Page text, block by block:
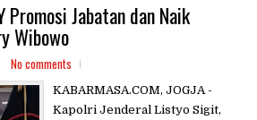
Promosi Jabatan dan Naik
Wibowo
No comments
KABARMASA.COM, JOGJA -
Kapolri Jenderal Listyo Sigit,